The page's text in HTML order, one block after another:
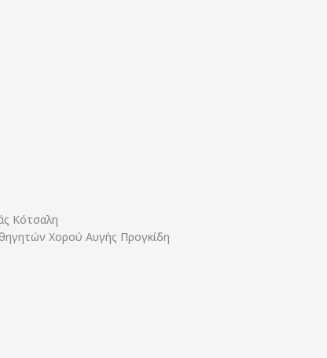
Κότσαλη
Χορού Αυγής Προγκίδη